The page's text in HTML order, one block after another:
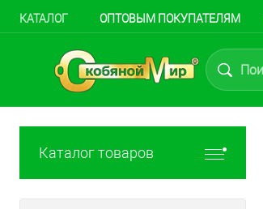
КАТАЛОГ ОПТОВЫМ ПОКУПАТЕЛЯМ
Каталог товаров